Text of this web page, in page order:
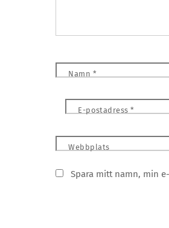
Namn *
E-postadress*
Webbplats
Spara mitt namn, min